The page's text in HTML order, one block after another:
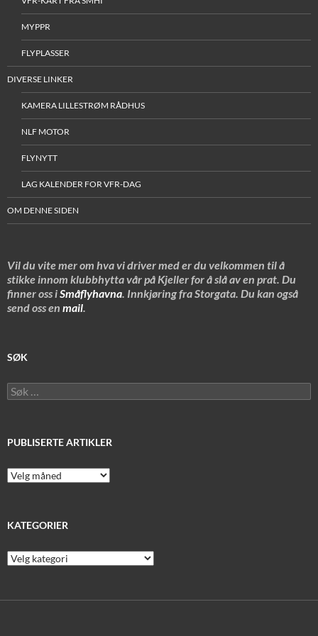
MYPPR
FLYPLASSER
DIVERSE LINKER
KAMERA LILLESTRØM RÅDHUS
NLF MOTOR
FLYNYTT
LAG KALENDER FOR VFR-DAG
OM DENNE SIDEN
Vil du vite mer om hva vi driver med er du velkommen til å
stikke innom klubbhytta vår på Kjeller for å slå av en prat. Du
finner oss iSmåflyhavna. Innkjøring fra Storgata. Du kan også
send oss en mail.
SØK
Søk
etter:
PUBLISERTE ARTIKLER
Publiserte
artikler
KATEGORIER
Kategorier